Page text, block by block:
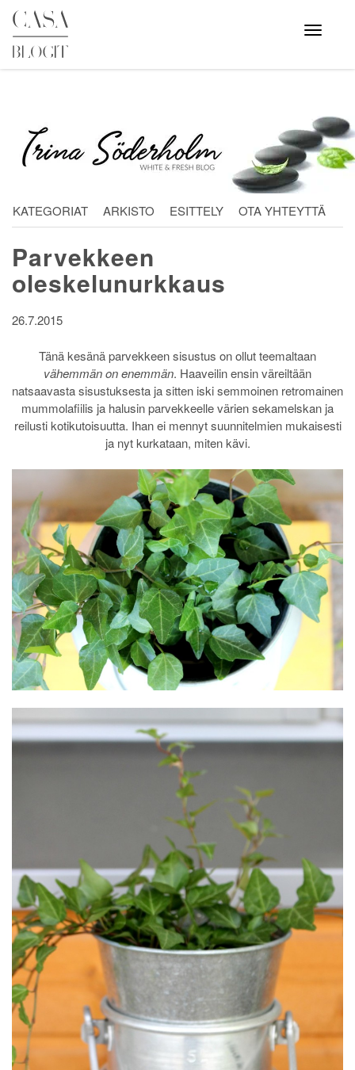
Skip
content
Avaa
valikko
KATEGORIAT ARKISTO ESITTELY OTA YHTEYTTÄ
Parvekkeen
oleskelunurkkaus
26.7.2015
Tänä kesänä parvekkeen sisustus on ollut teemaltaan
vähemmän on enemmän. Haaveilin ensin väreiltään
natsaavasta sisustuksesta ja sitten iski semmoinen retromainen
mummolafiilis ja halusin parvekkeelle värien sekamelskan ja
reilusti kotikutoisuutta. Ihan ei mennyt suunnitelmien mukaisesti
ja nyt kurkataan, miten kävi.